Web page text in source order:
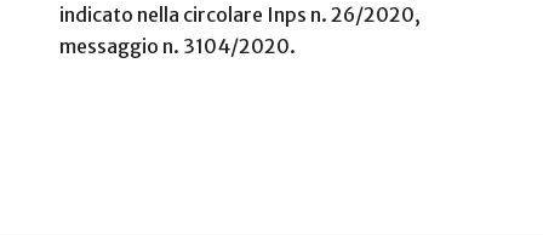
indicato nella circolare Inps n. 26/2020,
messaggio n. 3104/2020.